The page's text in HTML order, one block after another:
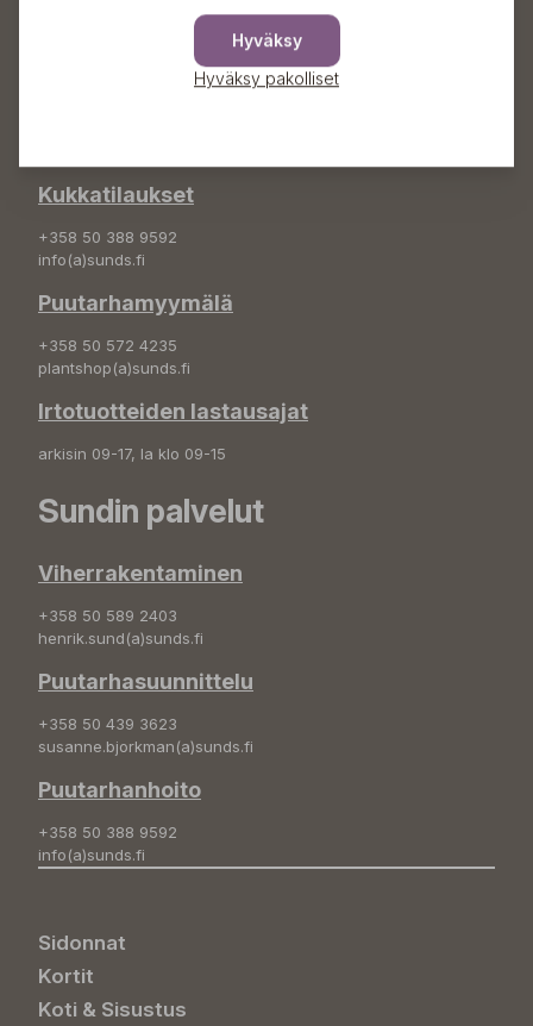
Kukkatilaukset
+358 50 388 9592
info(a)sunds.fi
Puutarhamyymälä
+358 50 572 4235
plantshop(a)sunds.fi
Irtotuotteiden lastausajat
arkisin 09-17, la klo 09-15
Sundin palvelut
Viherrakentaminen
+358 50 589 2403
henrik.sund(a)sunds.fi
Puutarhasuunnittelu
+358 50 439 3623
susanne.bjorkman(a)sunds.fi
Puutarhanhoito
+358 50 388 9592
info(a)sunds.fi
Sidonnat
Kortit
Koti & Sisustus
Hyväksy
Hyväksy pakolliset